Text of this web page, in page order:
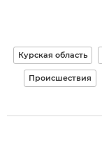
Курская область
Происшествия